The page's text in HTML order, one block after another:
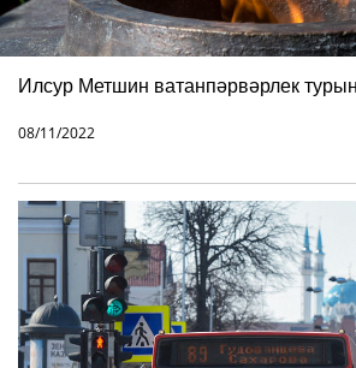
Илсур Метшин ватанпәрвәрлек
08/11/2022